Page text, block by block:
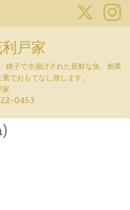
戸家
子で水揚げされた新鮮な魚、創業
でおもてなし致します。
家
0453